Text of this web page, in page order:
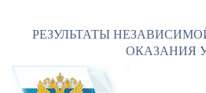
РЕЗУЛЬТАТЫ
ОКАЗАНИЯ